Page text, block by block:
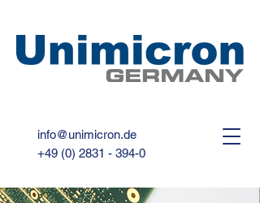
+49 (0) 2831 - 394-0
info@unimicron.de